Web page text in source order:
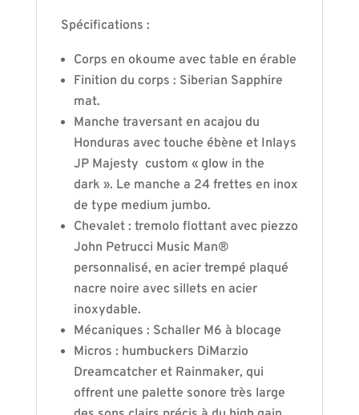
Spécifications :
Corps en okoume avec table en érable
Finition du corps : Siberian Sapphire
mat.
Manche traversant en acajou du
Honduras avec touche ébène et Inlays
JP Majesty custom « glow in the
dark ». Le manche a 24 frettes en inox
de type medium jumbo.
Chevalet : tremolo flottant avec piezzo
John Petrucci Music Man®
personnalisé, en acier trempé plaqué
nacre noire avec sillets en acier
inoxydable.
Mécaniques : Schaller M6 à blocage
Micros : humbuckers DiMarzio
Dreamcatcher et Rainmaker, qui
offrent une palette sonore très large